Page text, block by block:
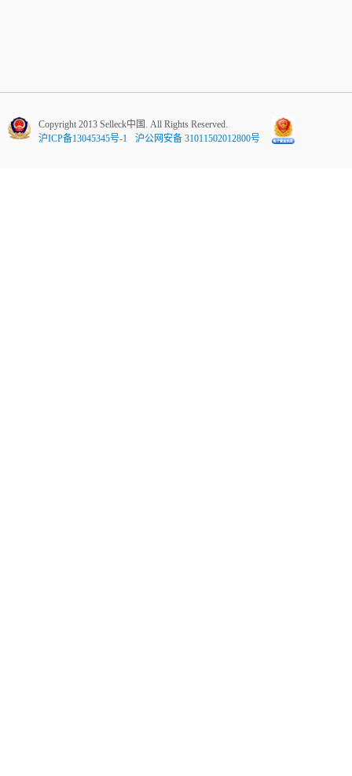
Copyright 2013 Selleck中国. All Rights Reserved.
沪ICP备13045345号-1
沪公网安备 31011502012800号